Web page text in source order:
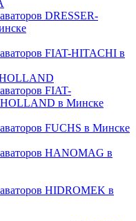
DRESSER-
FIAT-HITACHI в
FIAT-
в Минске
FUCHS в Минске
HANOMAG в
HIDROMEK в